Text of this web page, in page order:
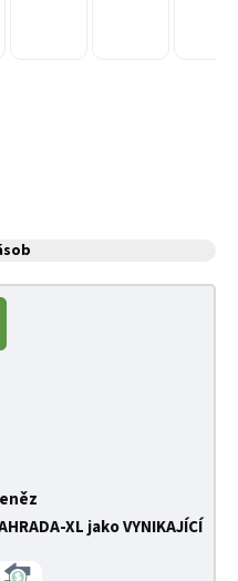
XL jako VYNIKAJÍCÍ